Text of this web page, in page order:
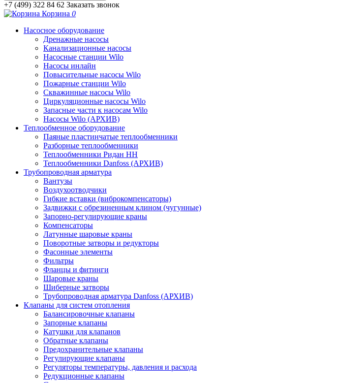
+7 (499) 322 84 62 Заказать звонок
Корзина 0
Насосное оборудование
Дренажные насосы
Канализационные насосы
Насосные станции Wilo
Насосы инлайн
Повысительные насосы Wilo
Пожарные станции Wilo
Скважинные насосы Wilo
Циркуляционные насосы Wilo
Запасные части к насосам Wilo
Насосы Wilo (АРХИВ)
Теплообменное оборудование
Паяные пластинчатые теплообменники
Разборные теплообменники
Теплообменники Ридан НН
Теплообменники Danfoss (АРХИВ)
Трубопроводная арматура
Вантузы
Воздухоотводчики
Гибкие вставки (виброкомпенсаторы)
Задвижки с обрезиненным клином (чугунные)
Запорно-регулирующие краны
Компенсаторы
Латунные шаровые краны
Поворотные затворы и редукторы
Фасонные элементы
Фильтры
Фланцы и фитинги
Шаровые краны
Шиберные затворы
Трубопроводная арматура Danfoss (АРХИВ)
Клапаны для систем отопления
Балансировочные клапаны
Запорные клапаны
Катушки для клапанов
Обратные клапаны
Предохранительные клапаны
Регулирующие клапаны
Регуляторы температуры, давления и расхода
Редукционные клапаны